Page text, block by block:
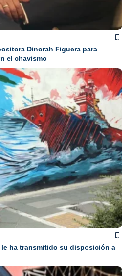
Dinorah Figuera para
el chavismo
le ha transmitido su disposición a